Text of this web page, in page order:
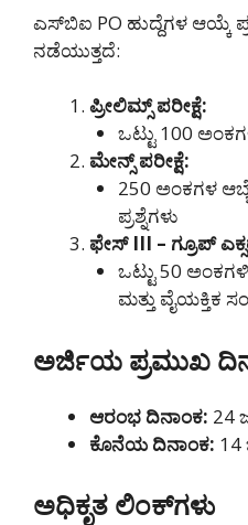
ಎಸ್‌ಬಿಐ PO ಹುದ್ದೆಗಳ ಆಯ್ಕೆ
ನಡೆಯುತ್ತದೆ:
ಪ್ರೀಲಿಮ್ಸ್ ಪರೀಕ್ಷೆ:
ಒಟ್ಟು 100
ಮೇನ್ಸ್ ಪರೀಕ್ಷೆ:
250 ಅಂಕಗಳ
ಪ್ರಶ್ನೆಗಳು
ಫೇಸ್ III – ಗ್ರೂಪ್
ಒಟ್ಟು 50
ಮತ್ತು ವೈಯಕ್ತಿಕ
ಅರ್ಜಿಯ ಪ್ರಮುಖ
ಆರಂಭ ದಿನಾಂಕ: 24
ಕೊನೆಯ ದಿನಾಂಕ: 14
ಅಧಿಕೃತ ಲಿಂಕ್‌ಗಳು